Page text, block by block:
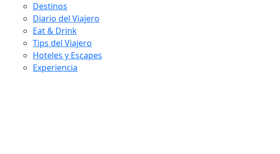
Destinos
Diario del Viajero
Eat & Drink
Tips del Viajero
Hoteles y Escapes
Experiencia